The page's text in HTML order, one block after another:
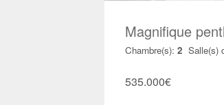
Magnifique
Chambre(s): 2 Salle(s)
535.000€